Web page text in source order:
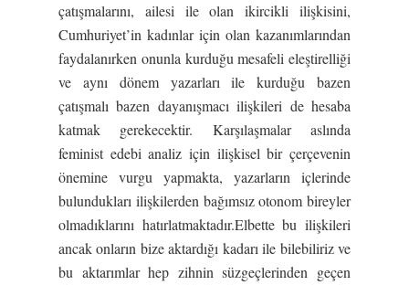
çatışmalarını, ailesi ile olan ikircikli ilişkisini,
Cumhuriyet’in kadınlar için olan kazanımlarından
faydalanırken onunla kurduğu mesafeli eleştirelliği
ve aynı dönem yazarları ile kurduğu bazen
çatışmalı bazen dayanışmacı ilişkileri de hesaba
katmak gerekecektir. Karşılaşmalar aslında
feminist edebi analiz için ilişkisel bir çerçevenin
önemine vurgu yapmakta, yazarların içlerinde
bulundukları ilişkilerden bağımsız otonom bireyler
olmadıklarını hatırlatmaktadır.Elbette bu ilişkileri
ancak onların bize aktardığı kadarı ile bilebiliriz ve
bu aktarımlar hep zihnin süzgeçlerinden geçen